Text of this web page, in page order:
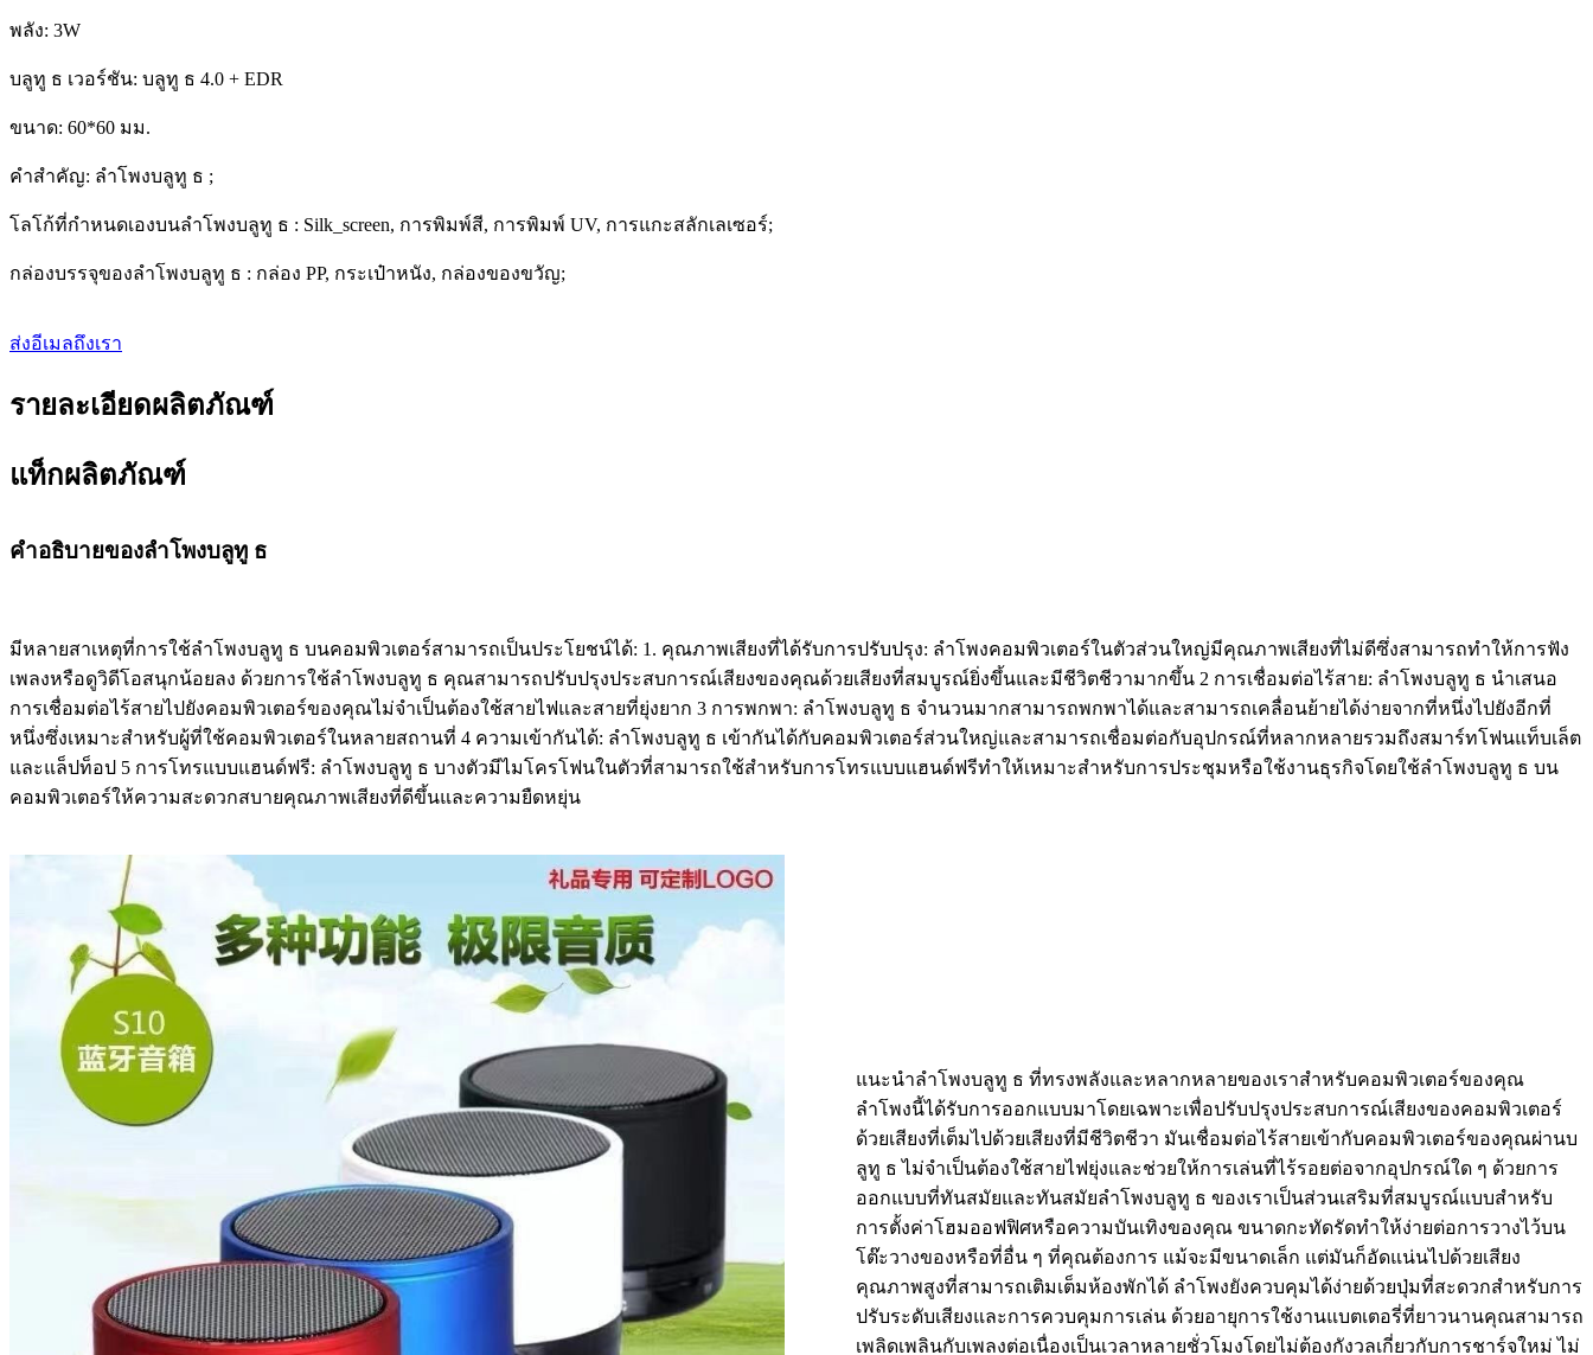
พลัง: 3W
บลูทู ธ เวอร์ชัน: บลูทู ธ 4.0 + EDR
ขนาด: 60*60 มม.
คำสำคัญ: ลำโพงบลูทู ธ ;
โลโก้ที่กำหนดเองบนลำโพงบลูทู ธ : Silk_screen, การพิมพ์สี, การพิมพ์ UV, การแกะสลักเลเซอร์;
กล่องบรรจุของลำโพงบลูทู ธ : กล่อง PP, กระเป๋าหนัง, กล่องของขวัญ;
ส่งอีเมลถึงเรา
รายละเอียดผลิตภัณฑ์
แท็กผลิตภัณฑ์
คำอธิบายของลำโพงบลูทู ธ
มีหลายสาเหตุที่การใช้ลำโพงบลูทู ธ บนคอมพิวเตอร์สามารถเป็นประโยชน์ได้: 1. คุณภาพเสียงที่ได้รับการปรับปรุง: ลำโพงคอมพิวเตอร์ในตัวส่วนใหญ่มีคุณภาพเสียงที่ไม่ดีซึ่งสามารถทำให้การฟัง
เพลงหรือดูวิดีโอสนุกน้อยลง ด้วยการใช้ลำโพงบลูทู ธ คุณสามารถปรับปรุงประสบการณ์เสียงของคุณด้วยเสียงที่สมบูรณ์ยิ่งขึ้นและมีชีวิตชีวามากขึ้น 2 การเชื่อมต่อไร้สาย: ลำโพงบลูทู ธ นำเสนอ
การเชื่อมต่อไร้สายไปยังคอมพิวเตอร์ของคุณไม่จำเป็นต้องใช้สายไฟและสายที่ยุ่งยาก 3 การพกพา: ลำโพงบลูทู ธ จำนวนมากสามารถพกพาได้และสามารถเคลื่อนย้ายได้ง่ายจากที่หนึ่งไปยังอีกที่
หนึ่งซึ่งเหมาะสำหรับผู้ที่ใช้คอมพิวเตอร์ในหลายสถานที่ 4 ความเข้ากันได้: ลำโพงบลูทู ธ เข้ากันได้กับคอมพิวเตอร์ส่วนใหญ่และสามารถเชื่อมต่อกับอุปกรณ์ที่หลากหลายรวมถึงสมาร์ทโฟนแท็บเล็ต
และแล็ปท็อป 5 การโทรแบบแฮนด์ฟรี: ลำโพงบลูทู ธ บางตัวมีไมโครโฟนในตัวที่สามารถใช้สำหรับการโทรแบบแฮนด์ฟรีทำให้เหมาะสำหรับการประชุมหรือใช้งานธุรกิจโดยใช้ลำโพงบลูทู ธ บน
คอมพิวเตอร์ให้ความสะดวกสบายคุณภาพเสียงที่ดีขึ้นและความยืดหยุ่น
แนะนำลำโพงบลูทู ธ ที่ทรงพลังและหลากหลายของเราสำหรับคอมพิวเตอร์ของคุณ
ลำโพงนี้ได้รับการออกแบบมาโดยเฉพาะเพื่อปรับปรุงประสบการณ์เสียงของคอมพิวเตอร์
ด้วยเสียงที่เต็มไปด้วยเสียงที่มีชีวิตชีวา มันเชื่อมต่อไร้สายเข้ากับคอมพิวเตอร์ของคุณผ่านบ
ลูทู ธ ไม่จำเป็นต้องใช้สายไฟยุ่งและช่วยให้การเล่นที่ไร้รอยต่อจากอุปกรณ์ใด ๆ ด้วยการ
ออกแบบที่ทันสมัยและทันสมัยลำโพงบลูทู ธ ของเราเป็นส่วนเสริมที่สมบูรณ์แบบสำหรับ
การตั้งค่าโฮมออฟฟิศหรือความบันเทิงของคุณ ขนาดกะทัดรัดทำให้ง่ายต่อการวางไว้บน
โต๊ะวางของหรือที่อื่น ๆ ที่คุณต้องการ แม้จะมีขนาดเล็ก แต่มันก็อัดแน่นไปด้วยเสียง
คุณภาพสูงที่สามารถเติมเต็มห้องพักได้ ลำโพงยังควบคุมได้ง่ายด้วยปุ่มที่สะดวกสำหรับการ
ปรับระดับเสียงและการควบคุมการเล่น ด้วยอายุการใช้งานแบตเตอรี่ที่ยาวนานคุณสามารถ
เพลิดเพลินกับเพลงต่อเนื่องเป็นเวลาหลายชั่วโมงโดยไม่ต้องกังวลเกี่ยวกับการชาร์จใหม่ ไม่